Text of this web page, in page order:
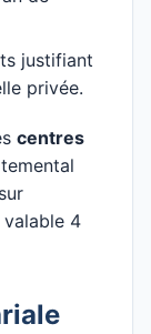
justifiant
privée.
centres
valable 4